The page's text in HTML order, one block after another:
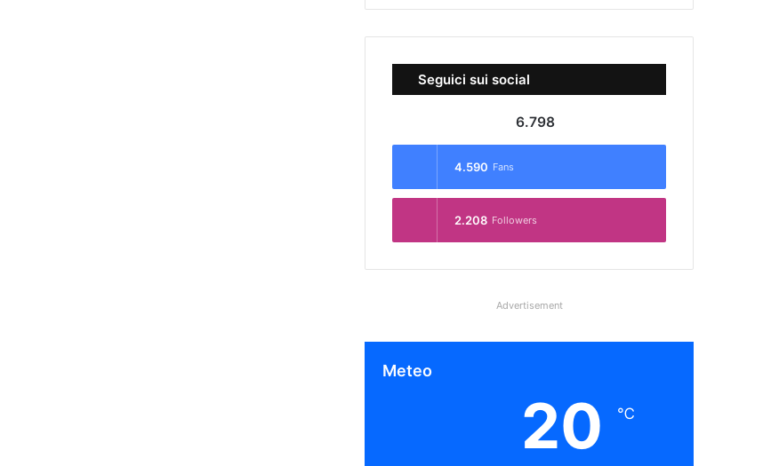
Seguici sui social
6.798
4.590 Fans
2.208 Followers
Advertisement
Meteo
20 ℃